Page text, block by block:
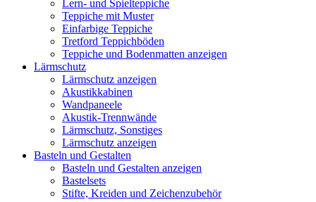
Lern- und Spielteppiche
Teppiche mit Muster
Einfarbige Teppiche
Tretford Teppichböden
Teppiche und Bodenmatten anzeigen
Lärmschutz
Lärmschutz anzeigen
Akustikkabinen
Wandpaneele
Akustik-Trennwände
Lärmschutz, Sonstiges
Lärmschutz anzeigen
Basteln und Gestalten
Basteln und Gestalten anzeigen
Bastelsets
Stifte, Kreiden und Zeichenzubehör